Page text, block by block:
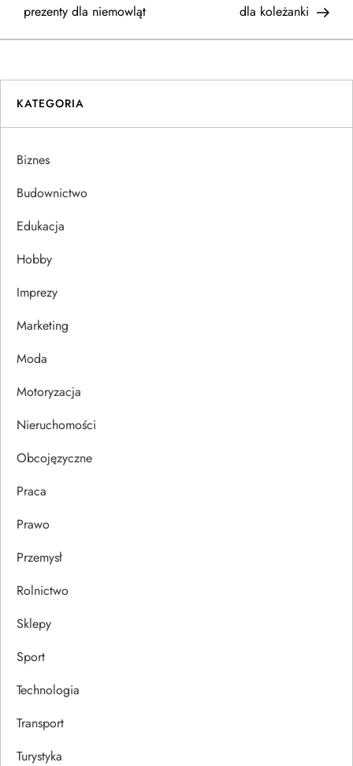
a
w
i
g
a
c
j
a
w
p
i
s
u
prezenty dla niemowląt dla koleżanki
KATEGORIA
Biznes
Budownictwo
Edukacja
Hobby
Imprezy
Marketing
Moda
Motoryzacja
Nieruchomości
Obcojęzyczne
Praca
Prawo
Przemysł
Rolnictwo
Sklepy
Sport
Technologia
Transport
Turystyka